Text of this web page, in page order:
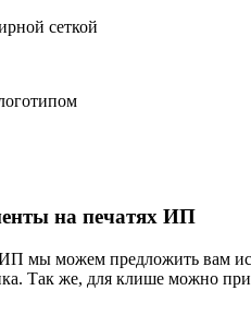
на печатях ИП
мы можем предложить вам
Так же, для клише можно